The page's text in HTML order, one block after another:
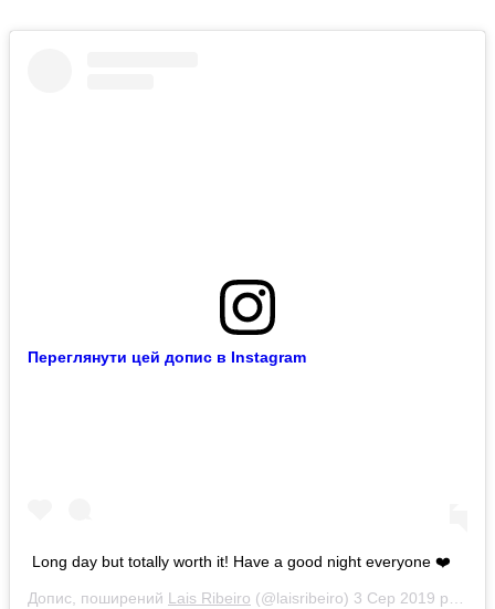
Переглянути цей допис в Instagram
Long day but totally worth it! Have a good night everyone ❤️
Допис, поширений Lais Ribeiro (@laisribeiro) 3 Сер 2019 р. о 8:07 PDT